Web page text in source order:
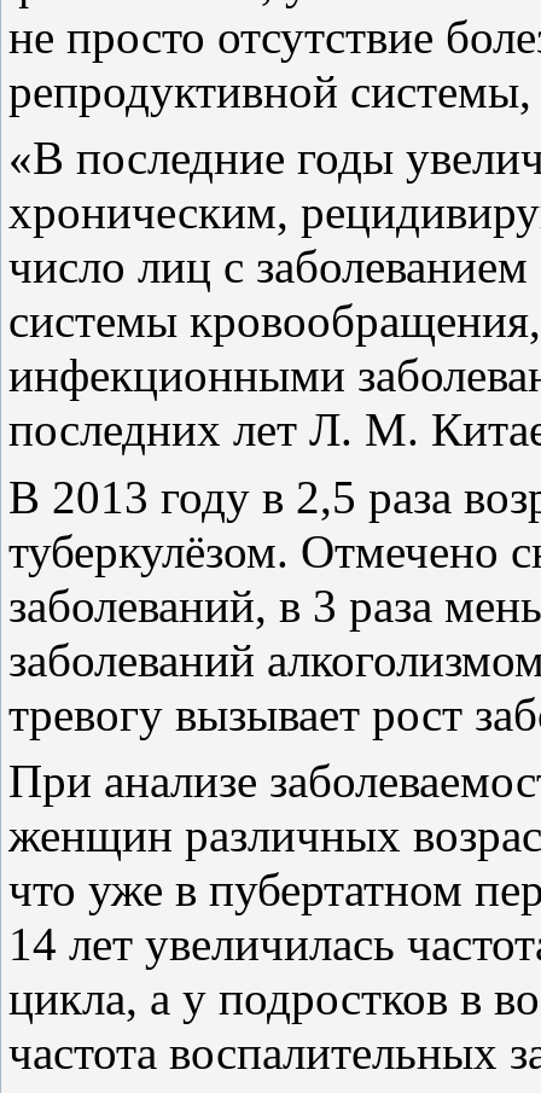
не просто отсутствие
репродуктивной
«В последние годы
хроническим,
число лиц с
системы
инфекционными
последних лет Л. М.
В 2013 году в 2,5 раза
туберкулёзом. Отмечено
заболеваний, в 3 раза
заболеваний
тревогу вызывает рост
При анализе
женщин различных
что уже в пубертатном
14 лет увеличилась
цикла, а у подростков в
частота воспалительных